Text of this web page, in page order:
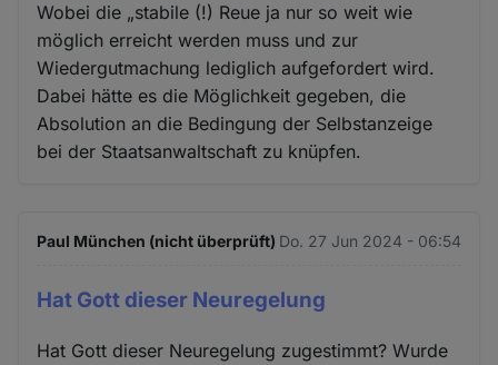
Wobei die „stabile (!) Reue ja nur so weit wie
möglich erreicht werden muss und zur
Wiedergutmachung lediglich aufgefordert wird.
Dabei hätte es die Möglichkeit gegeben, die
Absolution an die Bedingung der Selbstanzeige
bei der Staatsanwaltschaft zu knüpfen.
Paul München (nicht überprüft) Do. 27 Jun 2024 - 06:54
Hat Gott dieser Neuregelung
Hat Gott dieser Neuregelung zugestimmt? Wurde